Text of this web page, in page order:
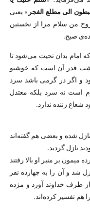
الی مطلع الفجر » یعنی
من سلام مرا از نخستین
صبح.
امام بدان تحیت می‌شود تا
قدر آن است که خوشبو
و اگر در گرمی باشد سرد
است نه سرد بلکه معتدل
زننده ندارد.
شده و بعضی هم گفته‌اند
نازل گردید.
میمون بر منبر او بالا رفتند
شد و آن را به چهارده نفر
از طرف خداوند آورد و مژده
تفسیر کرده‌اند.